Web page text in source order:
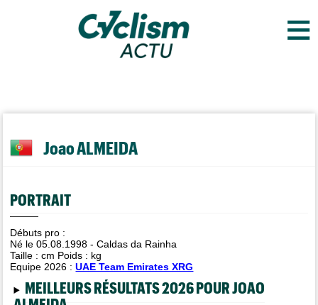
≡
Joao ALMEIDA
PORTRAIT
Débuts pro :
Né le 05.08.1998 - Caldas da Rainha
Taille :cm Poids : kg
Equipe 2026 :UAE Team Emirates XRG
MEILLEURS RÉSULTATS 2026 POUR JOAO